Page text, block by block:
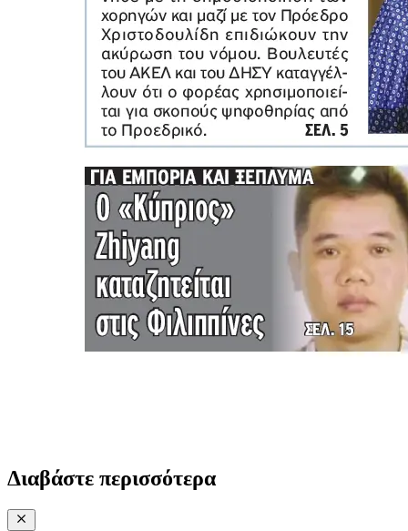
Διαβάστε περισσότερα